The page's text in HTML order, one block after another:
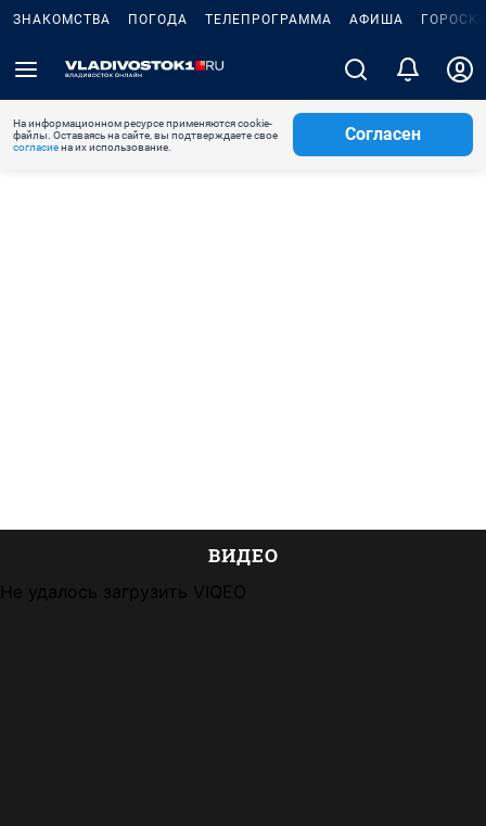
ЗНАКОМСТВА ПОГОДА ТЕЛЕПРОГРАММА АФИША
На информационном ресурсе применяются cookie-
файлы. Оставаясь на сайте, вы подтверждаете свое
согласиена их использование.
Согласен
ВИДЕО
Не удалось загрузить VIQEO